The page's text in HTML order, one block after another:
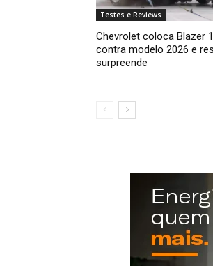
Testes e Reviews
Chevrolet coloca Blazer
contra modelo 2026 e
surpreende